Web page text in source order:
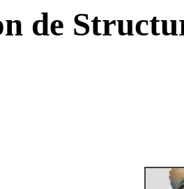
de